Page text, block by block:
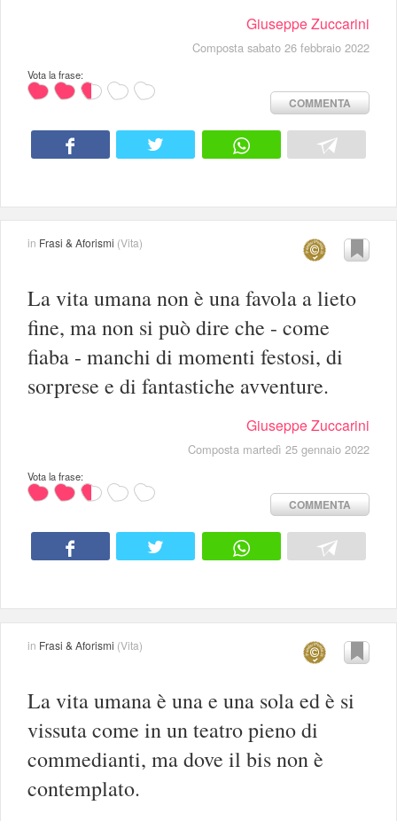
Giuseppe Zuccarini
Composta sabato 26 febbraio 2022
Vota la frase:
COMMENTA
in Frasi & Aforismi (Vita)
La vita umana non è una favola a lieto
fine, ma non si può dire che - come
fiaba - manchi di momenti festosi, di
sorprese e di fantastiche avventure.
Giuseppe Zuccarini
Composta martedì 25 gennaio 2022
Vota la frase:
COMMENTA
in Frasi & Aforismi (Vita)
La vita umana è una e una sola ed è si
vissuta come in un teatro pieno di
commedianti, ma dove il bis non è
contemplato.